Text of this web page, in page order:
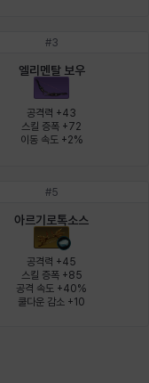
재키
타지아
피올로
#3
엘리멘탈 보우
공격력 +43
스킬 증폭 +72
이동 속도 +2%
#5
아르기로톡소스
공격력 +45
스킬 증폭 +85
공격 속도 +40%
쿨다운 감소 +10